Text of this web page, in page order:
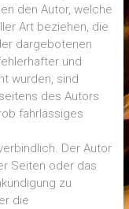
den Autor, welche
Art beziehen, die
dargebotenen
und
wurden, sind
des Autors
fahrlässiges
Der Autor
Seiten oder das
zu
die